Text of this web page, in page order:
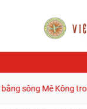
sông Mê Kông